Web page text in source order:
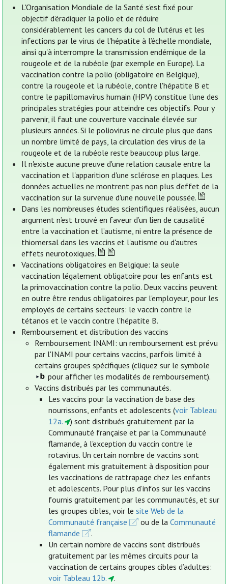
L'Organisation Mondiale de la Santé s'est fixé pour
objectif d’éradiquer la polio et de réduire
considérablement les cancers du col de l'utérus et les
infections par le virus de l'hépatite à l’échelle mondiale,
ainsi qu'à interrompre la transmission endémique de la
rougeole et de la rubéole (par exemple en Europe). La
vaccination contre la polio (obligatoire en Belgique),
contre la rougeole et la rubéole, contre l'hépatite B et
contre le papillomavirus humain (HPV) constitue l'une des
principales stratégies pour atteindre ces objectifs. Pour y
parvenir, il faut une couverture vaccinale élevée sur
plusieurs années. Si le poliovirus ne circule plus que dans
un nombre limité de pays, la circulation des virus de la
rougeole et de la rubéole reste beaucoup plus large.
Il n'existe aucune preuve d'une relation causale entre la
vaccination et l'apparition d'une sclérose en plaques. Les
données actuelles ne montrent pas non plus d'effet de la
vaccination sur la survenue d'une nouvelle poussée.
Dans les nombreuses études scientifiques réalisées, aucun
argument n’est trouvé en faveur d’un lien de causalité
entre la vaccination et l’autisme, ni entre la présence de
thiomersal dans les vaccins et l'autisme ou d'autres
effets neurotoxiques.
Vaccinations obligatoires en Belgique: la seule
vaccination légalement obligatoire pour les enfants est
la primovaccination contre la polio. Deux vaccins peuvent
en outre être rendus obligatoires par l'employeur, pour les
employés de certains secteurs: le vaccin contre le
tétanos et le vaccin contre l'hépatite B.
Remboursement et distribution des vaccins
Remboursement INAMI: un remboursement est prévu
par l'INAMI pour certains vaccins, parfois limité à
certains groupes spécifiques (cliquez sur le symbole
pour afficher les modalités de remboursement).
Vaccins distribués par les communautés.
Les vaccins pour la vaccination de base des
nourrissons, enfants et adolescents (voir Tableau
12a.
) sont distribués gratuitement par la
Communauté française et par la Communauté
flamande, à l'exception du vaccin contre le
rotavirus. Un certain nombre de vaccins sont
également mis gratuitement à disposition pour
les vaccinations de rattrapage chez les enfants
et adolescents. Pour plus d’infos sur les vaccins
fournis gratuitement par les communautés, et sur
les groupes cibles, voir le site Web de la
Communauté française
ou de la Communauté
flamande
.
Un certain nombre de vaccins sont distribués
gratuitement par les mêmes circuits pour la
vaccination de certains groupes cibles d’adultes:
voir Tableau 12b.
.